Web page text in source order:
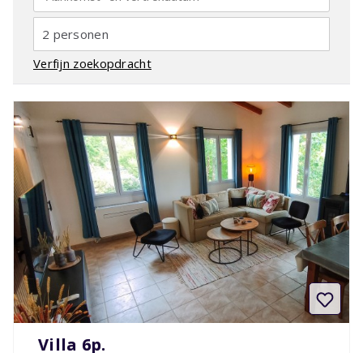
Villa 6p.
2 personen
Verfijn zoekopdracht